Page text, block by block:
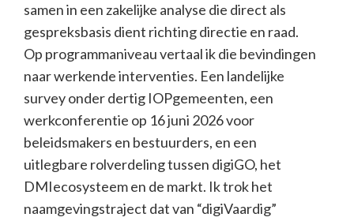
samen in een zakelijke analyse die direct als
gespreksbasis dient richting directie en raad.
Op programmaniveau vertaal ik die bevindingen
naar werkende interventies. Een landelijke
survey onder dertig IOPgemeenten, een
werkconferentie op 16 juni 2026 voor
beleidsmakers en bestuurders, en een
uitlegbare rolverdeling tussen digiGO, het
DMIecosysteem en de markt. Ik trok het
naamgevingstraject dat van “digiVaardig”